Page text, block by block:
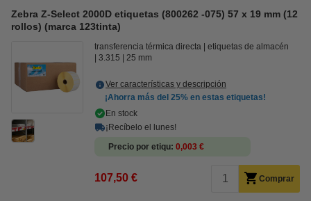
Zebra Z-Select 2000D etiquetas (800262 -075) 57 x 19 mm (12
rollos) (marca 123tinta)
transferencia térmica directa
etiquetas de almacén
3.315
25 mm
Ver características y descripción
¡Ahorra más del 25% en estas etiquetas!
En stock
¡Recíbelo el lunes!
Precio por etiqu 0,003 €
107,50 € Comprar